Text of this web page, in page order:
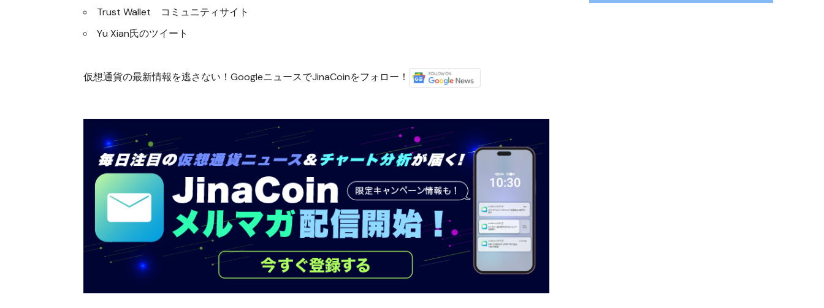
Trust Wallet コミュニティサイト
Yu Xian氏のツイート
仮想通貨の最新情報を逃さない！GoogleニュースでJinaCoinをフォロー！